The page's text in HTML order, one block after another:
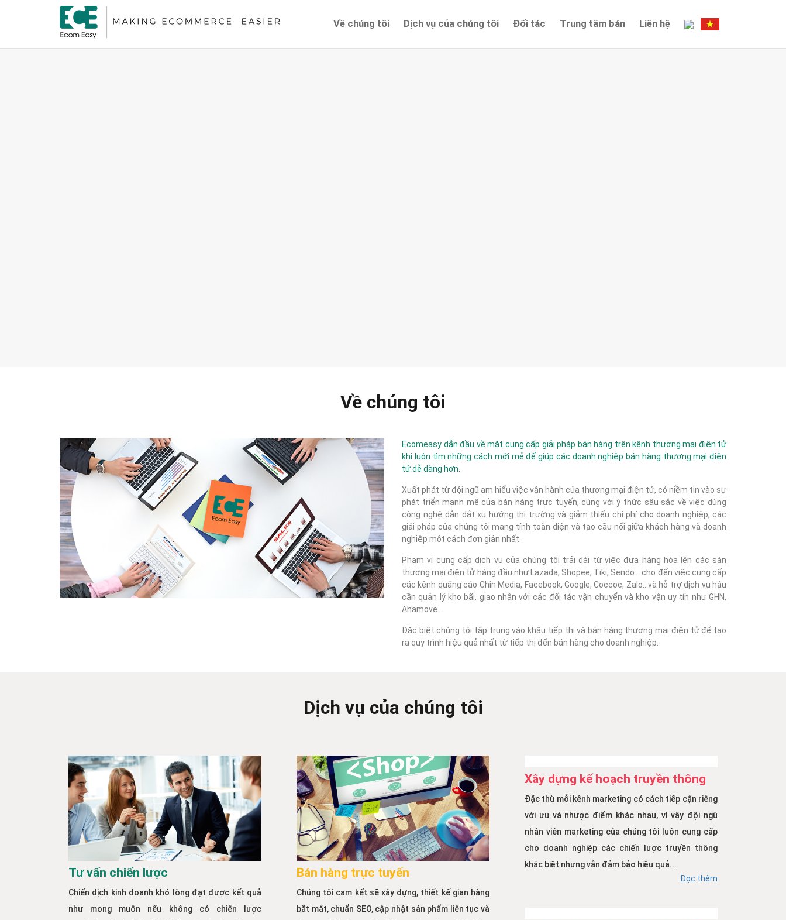
Về chúng tôi Dịch vụ của chúng tôi Đối tác Trung tâm bán Liên hệ
Về chúng tôi
Ecomeasy dẫn đầu về mặt cung cấp giải pháp bán hàng trên kênh thương mại điện tử
khi luôn tìm những cách mới mẻ để giúp các doanh nghiệp bán hàng thương mại điện
tử dễ dàng hơn.
Xuất phát từ đội ngũ am hiểu việc vận hành của thương mại điện tử, có niềm tin vào sự
phát triển mạnh mẽ của bán hàng trực tuyến, cùng với ý thức sâu sắc về việc dùng
công nghệ dẫn dắt xu hướng thị trường và giảm thiểu chi phí cho doanh nghiệp, các
giải pháp của chúng tôi mang tính toàn diện và tạo cầu nối giữa khách hàng và doanh
nghiệp một cách đơn giản nhất.
Phạm vi cung cấp dịch vụ của chúng tôi trải dài từ việc đưa hàng hóa lên các sàn
thương mại điện tử hàng đầu như Lazada, Shopee, Tiki, Sendo... cho đến việc cung cấp
các kênh quảng cáo Chin Media, Facebook, Google, Coccoc, Zalo...và hỗ trợ dịch vụ hậu
cần quản lý kho bãi, giao nhận với các đối tác vận chuyển và kho vận uy tín như GHN,
Ahamove...
Đặc biệt chúng tôi tập trung vào khâu tiếp thị và bán hàng thương mại điện tử để tạo
ra quy trình hiệu quả nhất từ tiếp thị đến bán hàng cho doanh nghiệp.
Dịch vụ của chúng tôi
Tư vấn chiến lược
Chiến dịch kinh doanh khó lòng đạt được kết quả
như mong muốn nếu không có chiến lược
Bán hàng trực tuyến
Chúng tôi cam kết sẽ xây dựng, thiết kế gian hàng
bắt mắt, chuẩn SEO, cập nhật sản phẩm liên tục và
Xây dựng kế hoạch truyền thông
Đặc thù mỗi kênh marketing có cách tiếp cận riêng
với ưu và nhược điểm khác nhau, vì vậy đội ngũ
nhân viên marketing của chúng tôi luôn cung cấp
cho doanh nghiệp các chiến lược truyền thông
khác biệt nhưng vẫn đảm bảo hiệu quả...
Đọc thêm